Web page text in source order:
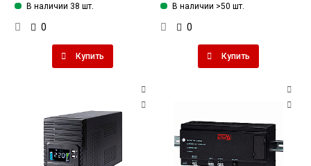
В наличии 38 шт.
0
Купить
В наличии >50 шт.
0
Купить